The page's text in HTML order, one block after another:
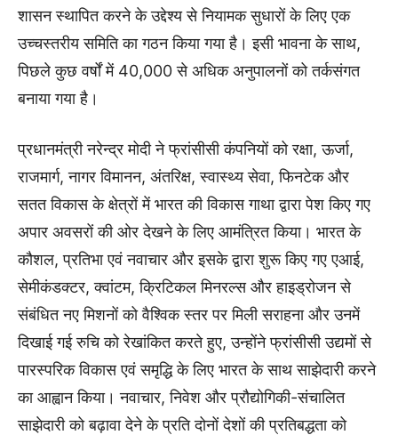
शासन स्थापित करने के उद्देश्य से नियामक सुधारों के लिए एक
उच्चस्तरीय समिति का गठन किया गया है। इसी भावना के साथ,
पिछले कुछ वर्षों में 40,000 से अधिक अनुपालनों को तर्कसंगत
बनाया गया है।
प्रधानमंत्री नरेन्द्र मोदी ने फ्रांसीसी कंपनियों को रक्षा, ऊर्जा,
राजमार्ग, नागर विमानन, अंतरिक्ष, स्वास्थ्य सेवा, फिनटेक और
सतत विकास के क्षेत्रों में भारत की विकास गाथा द्वारा पेश किए गए
अपार अवसरों की ओर देखने के लिए आमंत्रित किया। भारत के
कौशल, प्रतिभा एवं नवाचार और इसके द्वारा शुरू किए गए एआई,
सेमीकंडक्टर, क्वांटम, क्रिटिकल मिनरल्स और हाइड्रोजन से
संबंधित नए मिशनों को वैश्विक स्तर पर मिली सराहना और उनमें
दिखाई गई रुचि को रेखांकित करते हुए, उन्होंने फ्रांसीसी उद्यमों से
पारस्परिक विकास एवं समृद्धि के लिए भारत के साथ साझेदारी करने
का आह्वान किया। नवाचार, निवेश और प्रौद्योगिकी-संचालित
साझेदारी को बढ़ावा देने के प्रति दोनों देशों की प्रतिबद्धता को